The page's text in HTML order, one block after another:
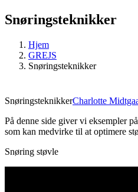
Snøringsteknikker
Hjem
GREJS
Snøringsteknikker
SnøringsteknikkerCharlotte
På denne side giver vi eksempler
som kan medvirke til at optimere
Snøring støvle